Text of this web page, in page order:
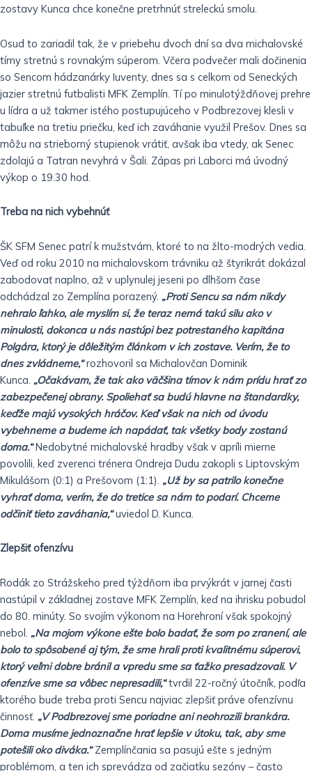
zostavy Kunca chce konečne pretrhnúť streleckú smolu.
Osud to zariadil tak, že v priebehu dvoch dní sa dva michalovské
tímy stretnú s rovnakým súperom. Včera podvečer mali dočinenia
so Sencom hádzanárky Iuventy, dnes sa s celkom od Seneckých
jazier stretnú futbalisti MFK Zemplín. Tí po minulotýždňovej prehre
u lídra a už takmer istého postupujúceho v Podbrezovej klesli v
tabuľke na tretiu priečku, keď ich zaváhanie využil Prešov. Dnes sa
môžu na strieborný stupienok vrátiť, avšak iba vtedy, ak Senec
zdolajú a Tatran nevyhrá v Šali. Zápas pri Laborci má úvodný
výkop o 19.30 hod.
Treba na nich vybehnúť
ŠK SFM Senec patrí k mužstvám, ktoré to na žlto-modrých vedia.
Veď od roku 2010 na michalovskom trávniku až štyrikrát dokázal
zabodovať naplno, až v uplynulej jeseni po dlhšom čase
odchádzal zo Zemplína porazený. „Proti Sencu sa nám nikdy
nehralo ľahko, ale myslím si, že teraz nemá takú silu ako v
minulosti, dokonca u nás nastúpi bez potrestaného kapitána
Polgára, ktorý je dôležitým článkom v ich zostave. Verím, že to
dnes zvládneme,“rozhovoril sa Michalovčan Dominik
Kunca. „Očakávam, že tak ako väčšina tímov k nám prídu hrať zo
zabezpečenej obrany. Spoliehať sa budú hlavne na štandardky,
keďže majú vysokých hráčov. Keď však na nich od úvodu
vybehneme a budeme ich napádať, tak všetky body zostanú
doma.“Nedobytné michalovské hradby však v apríli mierne
povolili, keď zverenci trénera Ondreja Dudu zakopli s Liptovským
Mikulášom (0:1) a Prešovom (1:1). „Už by sa patrilo konečne
vyhrať doma, verím, že do tretice sa nám to podarí. Chceme
odčiniť tieto zaváhania,“uviedol D. Kunca.
Zlepšiť ofenzívu
Rodák zo Strážskeho pred týždňom iba prvýkrát v jarnej časti
nastúpil v základnej zostave MFK Zemplín, keď na ihrisku pobudol
do 80. minúty. So svojím výkonom na Horehroní však spokojný
nebol. „Na mojom výkone ešte bolo badať, že som po zranení, ale
bolo to spôsobené aj tým, že sme hrali proti kvalitnému súperovi,
ktorý veľmi dobre bránil a vpredu sme sa ťažko presadzovali. V
ofenzíve sme sa vôbec nepresadili,“tvrdil 22-ročný útočník, podľa
ktorého bude treba proti Sencu najviac zlepšiť práve ofenzívnu
činnosť. „V Podbrezovej sme poriadne ani neohrozili brankára.
Doma musíme jednoznačne hrať lepšie v útoku, tak, aby sme
potešili oko diváka.“Zemplínčania sa pasujú ešte s jedným
problémom, a ten ich sprevádza od začiatku sezóny – často